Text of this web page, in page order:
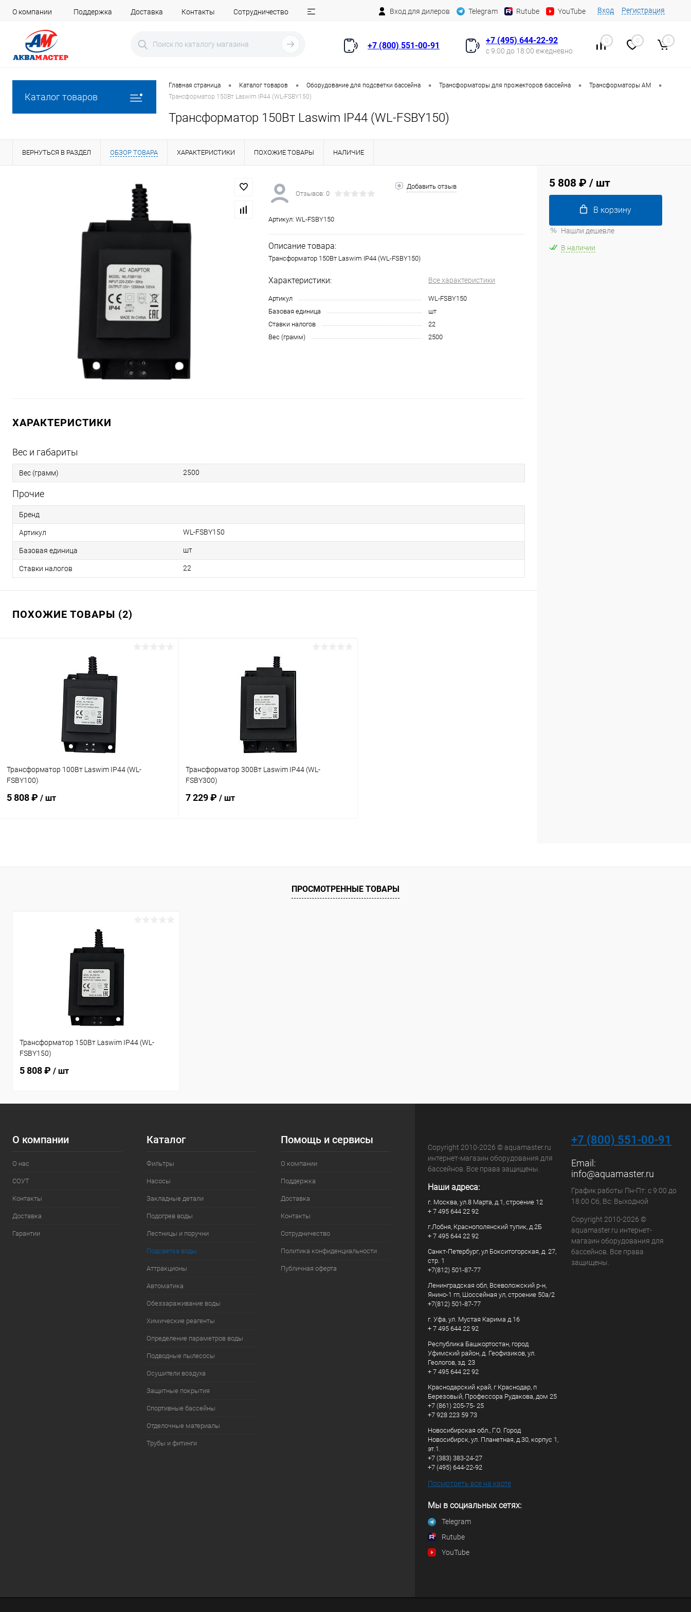
О компании Поддержка Доставка Контакты Сотрудничество Вход для дилеров Telegram Rutube YouTube Вход Регистрация
+7 (800) 551-00-91
+7 (495) 644-22-92
с 9:00 до 18:00 ежедневно
0 0 0
Каталог товаров
Главная страница • Каталог товаров • Оборудование для подсветки бассейна • Трансформаторы для прожекторов бассейна • Трансформаторы AM •
Трансформатор 150Вт Laswim IP44 (WL-FSBY150)
Трансформатор 150Вт Laswim IP44 (WL-FSBY150)
ВЕРНУТЬСЯ В РАЗДЕЛ ОБЗОР ТОВАРА ХАРАКТЕРИСТИКИ ПОХОЖИЕ ТОВАРЫ НАЛИЧИЕ
Отзывов: 0
Добавить отзыв
Артикул: WL-FSBY150
Описание товара:
Трансформатор 150Вт Laswim IP44 (WL-FSBY150)
Характеристики: Все характеристики
Артикул
WL-FSBY150
Базовая единица
шт
Ставки налогов
22
Вес (грамм)
2500
ХАРАКТЕРИСТИКИ
Вес и габариты
Вес (грамм) 2500
Прочие
Бренд
Артикул WL-FSBY150
Базовая единица шт
Ставки налогов 22
ПОХОЖИЕ ТОВАРЫ (2)
Трансформатор 100Вт Laswim IP44 (WL-
FSBY100)
5 808 ₽ / шт
В избранное
Трансформатор 300Вт Laswim IP44 (WL-
FSBY300)
7 229 ₽ / шт
В избранное
В наличии
5 808 ₽ / шт
В корзину
Нашли дешевле
В наличии
ПРОСМОТРЕННЫЕ ТОВАРЫ
Трансформатор 150Вт Laswim IP44 (WL-
FSBY150)
5 808 ₽ / шт
О компании
О нас
СОУТ
Контакты
Доставка
Гарантии
Каталог
Фильтры
Насосы
Закладные детали
Подогрев воды
Лестницы и поручни
Подсветка воды
Аттракционы
Автоматика
Обеззараживание воды
Химические реагенты
Определение параметров воды
Подводные пылесосы
Осушители воздуха
Защитные покрытия
Спортивные бассейны
Отделочные материалы
Трубы и фитинги
Помощь и сервисы
О компании
Поддержка
Доставка
Контакты
Сотрудничество
Политика конфиденциальности
Публичная оферта
Copyright 2010-2026 © aquamaster.ru
интернет-магазин оборудования для
бассейнов. Все права защищены.
Наши адреса:
г. Москва, ул.8 Марта, д.1, строение 12
+ 7 495 644 22 92
г.Лобня, Краснополянский тупик, д.2Б
+ 7 495 644 22 92
Санкт-Петербург, ул Бокситогорская, д. 27,
стр. 1
+7(812) 501-87-77
Ленинградская обл, Всеволожский р-н,
Янино-1 гп, Шоссейная ул, строение 50а/2
+7(812) 501-87-77
г. Уфа, ул. Мустая Карима д.16
+ 7 495 644 22 92
Республика Башкортостан, город
Уфимский район, д. Геофизиков, ул.
Геологов, зд. 23
+ 7 495 644 22 92
Краснодарский край, г Краснодар, п
Березовый, Профессора Рудакова, дом 25
+7 (861) 205-75- 25
+7 928 223 59 73
Новосибирская обл., Г.О. Город
Новосибирск, ул. Планетная, д.30, корпус 1,
эт.1.
+7 (383) 383-24-27
+7 (495) 644-22-92
Посмотреть все на карте
Мы в социальных сетях:
Telegram
Rutube
YouTube
+7 (800) 551-00-91
Email:
info@aquamaster.ru
График работы Пн-Пт: с 9:00 до
18:00 Сб, Вс: Выходной
Copyright 2010-2026 ©
aquamaster.ru интернет-
магазин оборудования для
бассейнов. Все права
защищены.